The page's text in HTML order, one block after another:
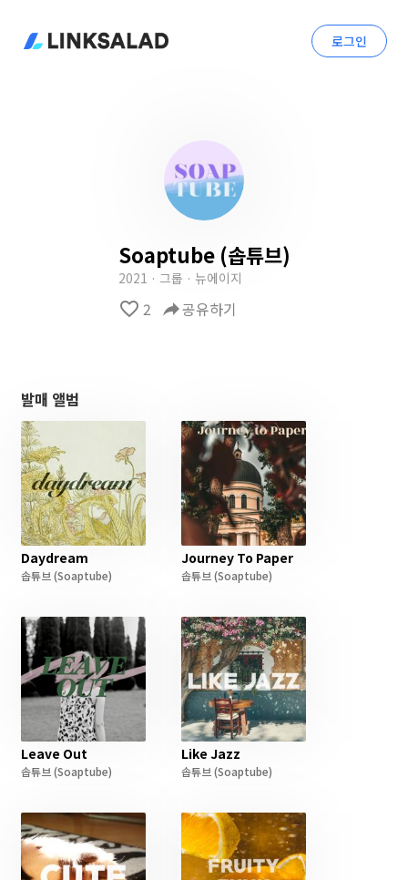
로그인
Soaptube (솝튜브)
2021 · 그룹 · 뉴에이지
favorite_border 2 reply공유하기
발매 앨범
Daydream
솝튜브 (Soaptube)
Journey To Paper
솝튜브 (Soaptube)
Leave Out
솝튜브 (Soaptube)
Like Jazz
솝튜브 (Soaptube)